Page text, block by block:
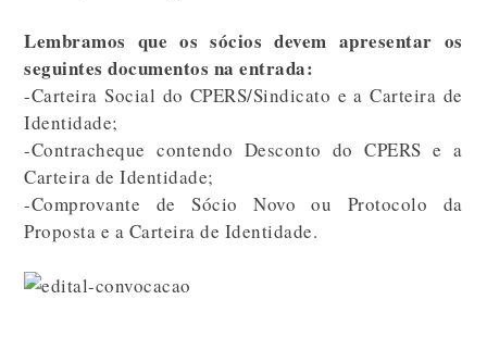
Lembramos que os sócios devem apresentar os
seguintes documentos na entrada:
-Carteira Social do CPERS/Sindicato e a Carteira de
Identidade;
-Contracheque contendo Desconto do CPERS e a
Carteira de Identidade;
-Comprovante de Sócio Novo ou Protocolo da
Proposta e a Carteira de Identidade.